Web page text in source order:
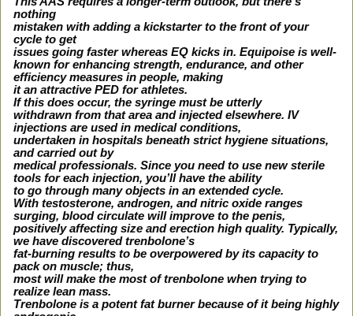
nothing
mistaken with adding a kickstarter to the front of your
cycle to get
issues going faster whereas EQ kicks in. Equipoise is well-
known for enhancing strength, endurance, and other
efficiency measures in people, making
it an attractive PED for athletes.
If this does occur, the syringe must be utterly
withdrawn from that area and injected elsewhere. IV
injections are used in medical conditions,
undertaken in hospitals beneath strict hygiene situations,
and carried out by
medical professionals. Since you need to use new sterile
tools for each injection, you’ll have the ability
to go through many objects in an extended cycle.
With testosterone, androgen, and nitric oxide ranges
surging, blood circulate will improve to the penis,
positively affecting size and erection high quality. Typically,
we have discovered trenbolone’s
fat-burning results to be overpowered by its capacity to
pack on muscle; thus,
most will make the most of trenbolone when trying to
realize lean mass.
Trenbolone is a potent fat burner because of it being highly